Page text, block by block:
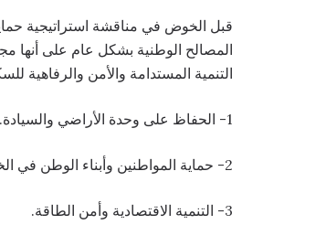
قبل الخوض في مناقشة استراتيجية
المصالح الوطنية بشكل عام على أنها
التنمية المستدامة والأمن والرفاهية
1- الحفاظ على وحدة الأراضي والسيادة.
2- حماية المواطنين وأبناء الوطن في الخارج.
3- التنمية الاقتصادية وأمن الطاقة.